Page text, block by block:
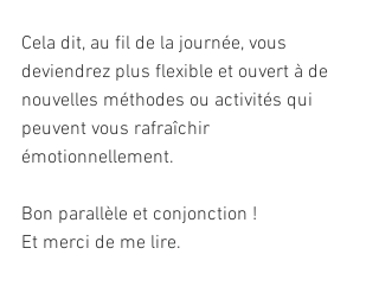
Cela dit, au fil de la journée, vous
deviendrez plus flexible et ouvert à de
nouvelles méthodes ou activités qui
peuvent vous rafraîchir
émotionnellement.
Bon parallèle et conjonction !
Et merci de me lire.